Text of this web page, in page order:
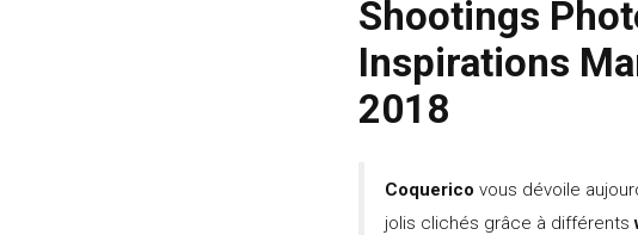
Shootings
Inspirations
2018
Coquerico vous dévoile
jolis clichés grâce à différents